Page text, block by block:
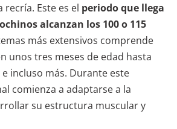
recría. Este es el periodo que llega
alcanzan los 100 o 115
más extensivos comprende
unos tres meses de edad hasta
e incluso más. Durante este
comienza a adaptarse a la
su estructura muscular y